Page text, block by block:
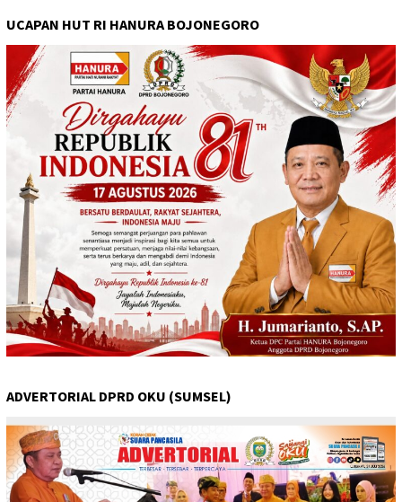
UCAPAN HUT RI HANURA BOJONEGORO
ADVERTORIAL DPRD OKU (SUMSEL)